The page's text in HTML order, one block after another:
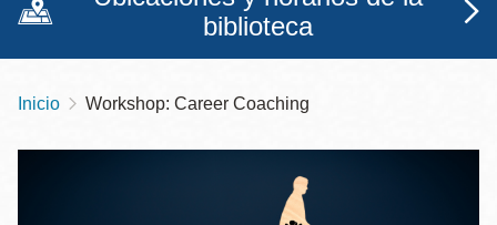
biblioteca
Sobrescribir
enlaces
Inicio Workshop: Career Coaching